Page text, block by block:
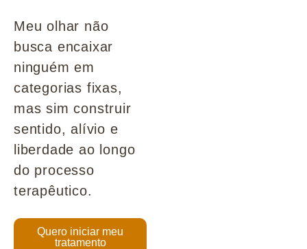
Meu olhar não
busca encaixar
ninguém em
categorias fixas,
mas sim construir
sentido, alívio e
liberdade ao longo
do processo
terapêutico.
Quero iniciar meu
tratamento